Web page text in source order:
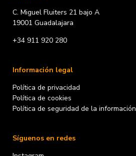
C. Miguel Fluiters 21 bajo A
19001 Guadalajara
+34 911 920 280
Información legal
Política de privacidad
Política de cookies
Política de seguridad de la información
Síguenos en redes